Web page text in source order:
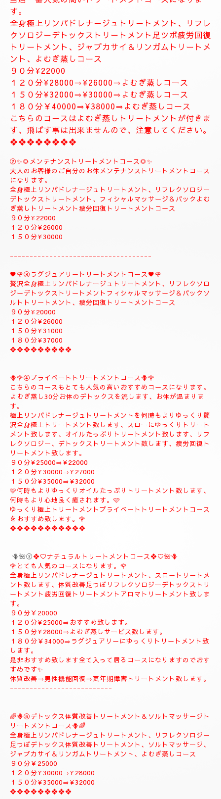
お体が軽くなり、とても癒されます。
精神的にお疲れの方におすすめ致します。
１２０分⇒¥30000⇒¥27000
１５０分⇒¥35000⇒¥33000
❖❖❖❖❖❖❖
❖❖❖❖❖❖❖❖❖❖❖❖
✨８月のおすすめコース✨
🌺🌻①ジャプカサイ＆リンガムトリートメントコース
🌻🌺
当店一番人気の高いトリートメントコースになりま
す。
全身極上リンパドレナージュトリートメント、リフレ
クソロジーデトックストリートメント足ツボ疲労回復
トリートメント、ジャプカサイ＆リンガムトリートメ
ント、よむぎ蒸しコース
９０分¥22000
１２０分¥28000⇒¥26000⇒よむぎ蒸しコース
１５０分¥32000⇒¥30000⇒よむぎ蒸しコース
１８０分￥40000⇒¥38000⇒よむぎ蒸しコース
❖❖❖❖❖❖❖❖
②✨🌻メンテナンストリートメントコース🌻✨
大人のお客様のご自分のお体メンテナンストリートメントコース
になります。
全身極上リンパドレナージュトリートメント、リフレクソロジー
デトックストリートメント、フィシャルマッサージ＆パックよむ
ぎ蒸しトリートメント疲労回復トリートメントコース
９０分¥22000
------------------------------------
♥️🌹③ラグジュアリートリートメントコース♥️🌹
贅沢全身極上リンパドレナージュトリートメント、リフレクソロ
ジーデトックストリートメントフィシャルマッサージ＆パックソ
ルトトリートメント、疲労回復トリートメントコース
９０分¥20000
１２０分¥26000
１５０分¥31000
１８０分¥37000
❖❖❖❖❖❖❖❖❖
🪻🌹④プライベートトリートメントコース🪻🌹
こちらのコースもとても人気の高いおすすめコースになります。
よむぎ蒸し30分お体のデトックスを流します、お体が温まりま
沢全身極上トリートメント致します、スローにゆっくりトリート
メント致します、オイルたっぷりトリートメント致します、リフ
レクソロジー、デトックストリートメント致します、疲労回復ト
リートメント致します。
９０分¥25000⇒¥22000
１２０分¥30000⇒¥27000
１５０分¥35000⇒¥32000
🩷何時もよりゆっくりオイルたっぷりトリートメント致します、
何時もより心地良く癒されます。🩷
ゆっくり極上トリートメントプライベートトリートメントコース
をおすすめ致します。🌹
❖❖❖❖❖❖❖❖❖❖❖
🪻🌺⑤❖♡ナチュラルトリートメントコース❖♡🌺🪻
ント致します、体質改善足つぼリフレクソロジーデトックストリ
ートメント疲労回復トリートメントアロマトリートメント致しま
す。
９０分￥20000
１２０分¥25000⇒おすすめ致します。
１５０分¥28000⇒よむぎ蒸しサービス致します。
１８０分￥34000⇒ラグジュアリーにゆっくりトリートメント致
します。
是非おすすめ致します全て入って居るコースになりますのでおす